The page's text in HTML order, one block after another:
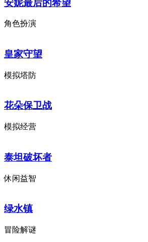
安妮最后的希望
角色扮演
皇家守望
模拟塔防
花朵保卫战
模拟经营
泰坦破坏者
休闲益智
绿水镇
冒险解谜